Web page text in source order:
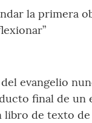
la primera
evangelio
final de un
libro de texto